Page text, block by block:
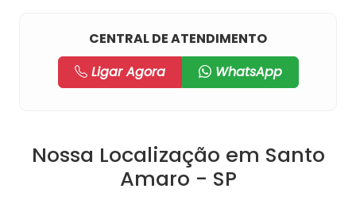
CENTRAL DE ATENDIMENTO
Ligar Agora
WhatsApp
Nossa Localização em Santo
Amaro - SP